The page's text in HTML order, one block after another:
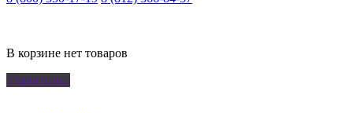
В корзине нет товаров
Удалить все